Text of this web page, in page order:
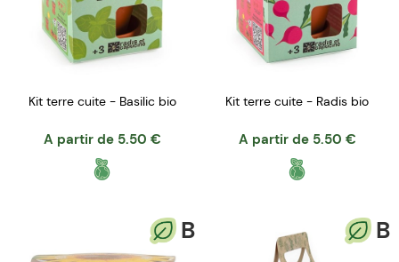
Kit terre cuite - Basilic bio
A partir de 5.50 €
Kit terre cuite - Radis bio
A partir de 5.50 €
B B